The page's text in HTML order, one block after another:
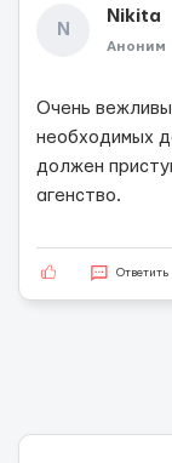
N
Nikita
Аноним
Очень
необходимых
должен
агенство.
Ответить